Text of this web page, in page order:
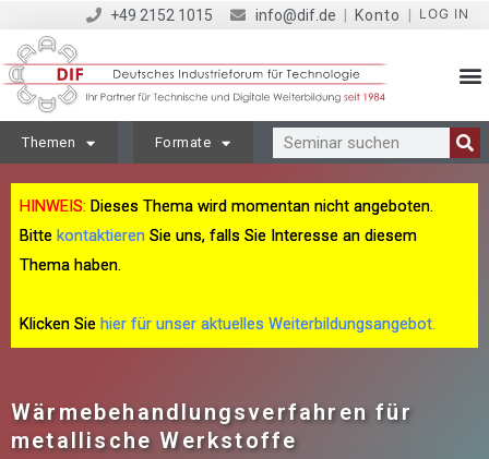
+49 2152 1015 info@dif.de Konto LOG IN
Themen Formate
HINWEIS: Dieses Thema wird momentan nicht angeboten.
Bitte kontaktieren Sie uns, falls Sie Interesse an diesem
Thema haben.
Klicken Sie hier für unser aktuelles Weiterbildungsangebot.
Wärmebehandlungsverfahren für
metallische Werkstoffe